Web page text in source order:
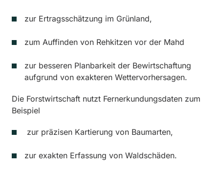
zur Ertragsschätzung im Grünland,
zum Auffinden von Rehkitzen vor der Mahd
zur besseren Planbarkeit der Bewirtschaftung
aufgrund von exakteren Wettervorhersagen.
Die Forstwirtschaft nutzt Fernerkundungsdaten zum
Beispiel
zur präzisen Kartierung von Baumarten,
zur exakten Erfassung von Waldschäden.